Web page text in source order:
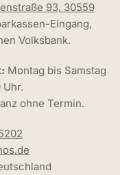
93, 30559
Eingang,
Volksbank.
Montag bis Samstag
Uhr.
ohne Termin.